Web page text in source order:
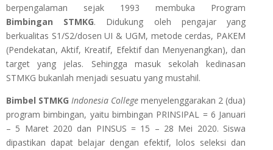
berpengalaman sejak 1993 membuka Program
Bimbingan
STMKG. Didukung oleh pengajar yang
berkualitas S1/S2/dosen UI & UGM, metode cerdas, PAKEM
(Pendekatan, Aktif, Kreatif, Efektif dan Menyenangkan), dan
target yang jelas. Sehingga masuk sekolah kedinasan
STMKG bukanlah menjadi sesuatu yang mustahil.
Bimbel STMKG Indonesia College menyelenggarakan 2 (dua)
program bimbingan, yaitu bimbingan PRINSIPAL = 6 Januari
– 5 Maret 2020 dan PINSUS = 15 – 28 Mei 2020. Siswa
dipastikan dapat belajar dengan efektif, lolos seleksi dan